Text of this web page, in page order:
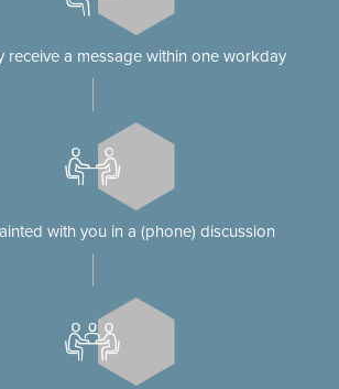
receive a message within one workday
with you in a (phone) discussion